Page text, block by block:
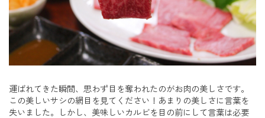
運ばれてきた瞬間、思わず目を奪われたのがお肉の美しさです。
この美しいサシの網目を見てください！あまりの美しさに言葉を
失いました。しかし、美味しいカルビを目の前にして言葉は必要